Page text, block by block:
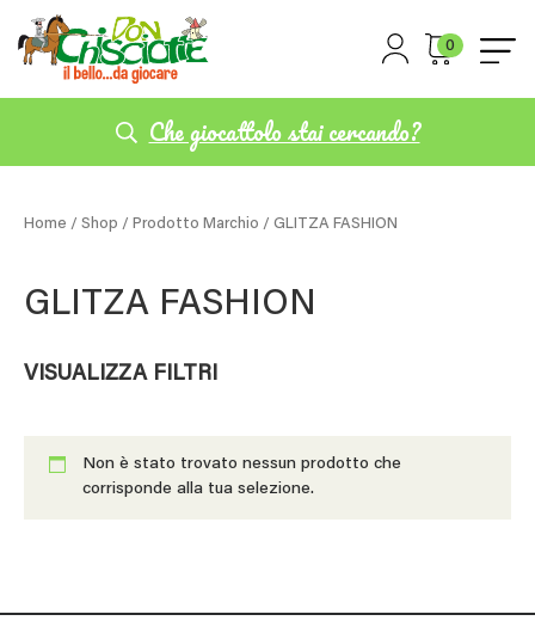
0
Che giocattolo stai cercando?
Home / Shop / Prodotto Marchio / GLITZA FASHION
GLITZA FASHION
VISUALIZZA FILTRI
Non è stato trovato nessun prodotto che
corrisponde alla tua selezione.